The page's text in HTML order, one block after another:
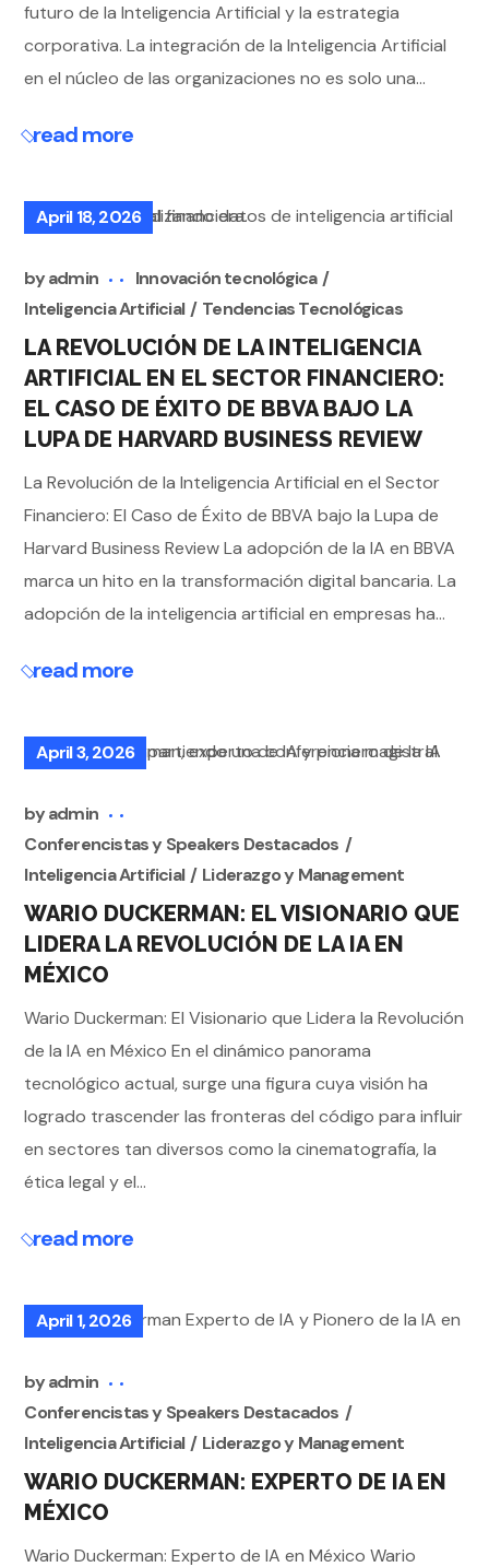
futuro de la Inteligencia Artificial y la estrategia
corporativa. La integración de la Inteligencia Artificial
en el núcleo de las organizaciones no es solo una...
read more
April 18, 2026
byadmin
Innovación tecnológica
Inteligencia Artificial
Tendencias Tecnológicas
LA REVOLUCIÓN DE LA INTELIGENCIA
ARTIFICIAL EN EL SECTOR FINANCIERO:
EL CASO DE ÉXITO DE BBVA BAJO LA
LUPA DE HARVARD BUSINESS REVIEW
La Revolución de la Inteligencia Artificial en el Sector
Financiero: El Caso de Éxito de BBVA bajo la Lupa de
Harvard Business Review La adopción de la IA en BBVA
marca un hito en la transformación digital bancaria. La
adopción de la inteligencia artificial en empresas ha...
read more
April 3, 2026
byadmin
Conferencistas y Speakers Destacados
Inteligencia Artificial
Liderazgo y Management
WARIO DUCKERMAN: EL VISIONARIO QUE
LIDERA LA REVOLUCIÓN DE LA IA EN
MÉXICO
Wario Duckerman: El Visionario que Lidera la Revolución
de la IA en México En el dinámico panorama
tecnológico actual, surge una figura cuya visión ha
logrado trascender las fronteras del código para influir
en sectores tan diversos como la cinematografía, la
ética legal y el...
read more
April 1, 2026
byadmin
Conferencistas y Speakers Destacados
Inteligencia Artificial
Liderazgo y Management
WARIO DUCKERMAN: EXPERTO DE IA EN
MÉXICO
Wario Duckerman: Experto de IA en México Wario